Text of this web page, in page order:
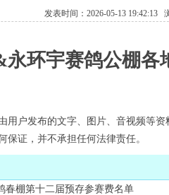
发表时间：2026-05-13 19:42:13
永环宇赛鸽公棚各
用户发布的文字、图片、音视频等
保证，并不承担任何法律责任。
春棚第十二届预存参赛费名单